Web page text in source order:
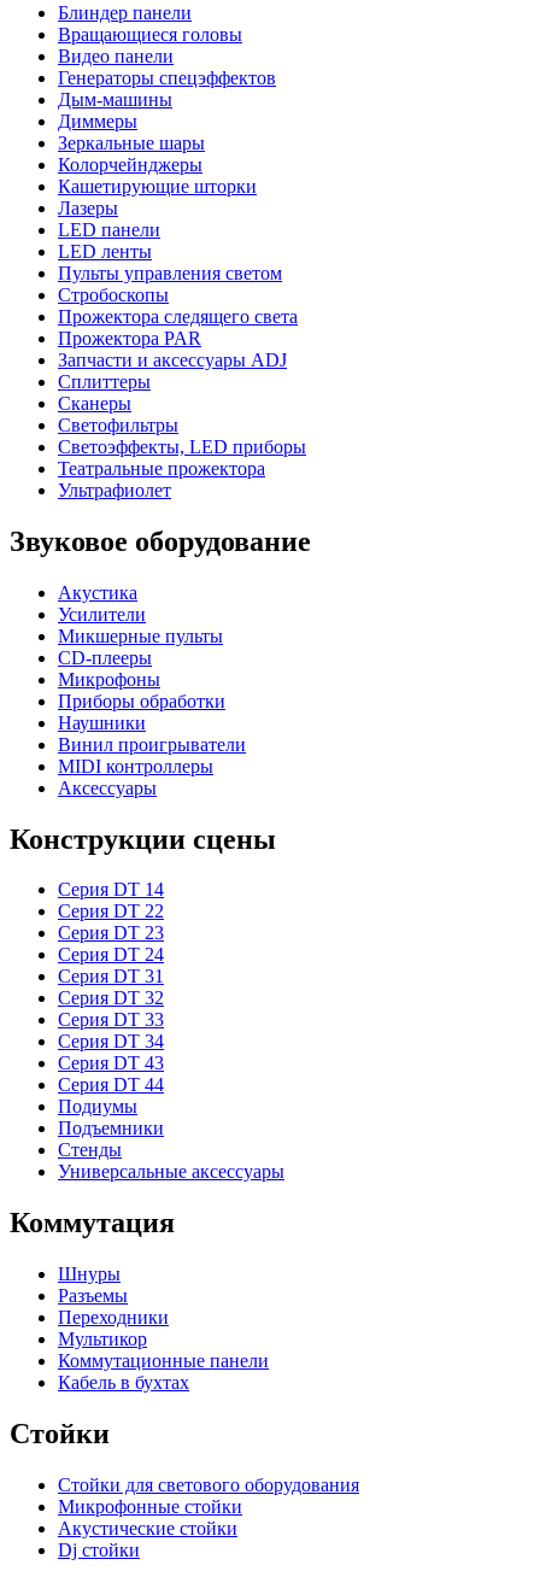
Блиндер панели
Вращающиеся головы
Видео панели
Генераторы спецэффектов
Дым-машины
Диммеры
Зеркальные шары
Колорчейнджеры
Кашетирующие шторки
Лазеры
LED панели
LED ленты
Пульты управления светом
Стробоскопы
Прожектора следящего света
Прожектора PAR
Запчасти и аксессуары ADJ
Сплиттеры
Сканеры
Светофильтры
Светоэффекты, LED приборы
Театральные прожектора
Ультрафиолет
Звуковое оборудование
Акустика
Усилители
Микшерные пульты
CD-плееры
Микрофоны
Приборы обработки
Наушники
Винил проигрыватели
MIDI контроллеры
Аксессуары
Конструкции сцены
Серия DT 14
Серия DT 22
Серия DT 23
Серия DT 24
Серия DT 31
Серия DT 32
Серия DT 33
Серия DT 34
Серия DT 43
Серия DT 44
Подиумы
Подъемники
Стенды
Универсальные аксессуары
Коммутация
Шнуры
Разъемы
Переходники
Мультикор
Коммутационные панели
Кабель в бухтах
Стойки
Стойки для светового оборудования
Микрофонные стойки
Акустические стойки
Dj стойки